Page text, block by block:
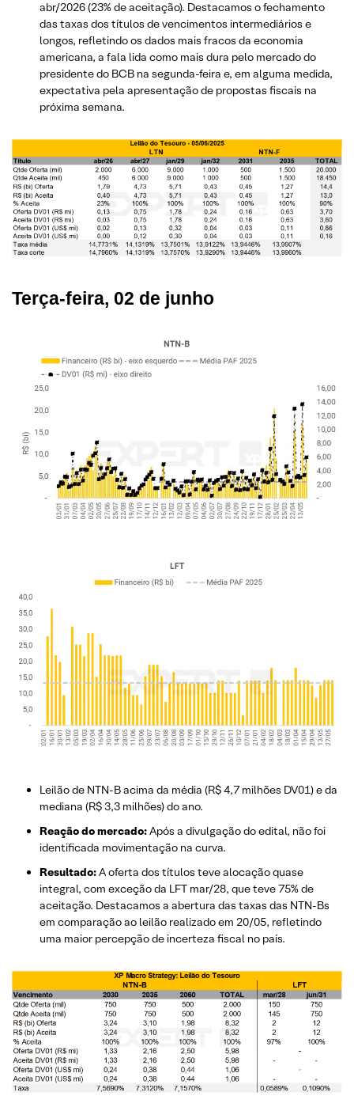
abr/2026 (23% de aceitação). Destacamos o fechamento
das taxas dos títulos de vencimentos intermediários e
longos, refletindo os dados mais fracos da economia
americana, a fala lida como mais dura pelo mercado do
presidente do BCB na segunda-feira e, em alguma medida,
expectativa pela apresentação de propostas fiscais na
próxima semana.
Terça-feira, 02 de junho
Leilão de NTN-B acima da média (R$ 4,7 milhões DV01) e da
mediana (R$ 3,3 milhões) do ano.
Reação do mercado:Após a divulgação do edital, não foi
identificada movimentação na curva.
Resultado:A oferta dos títulos teve alocação quase
integral, com exceção da LFT mar/28, que teve 75% de
aceitação. Destacamos a abertura das taxas das NTN-Bs
em comparação ao leilão realizado em 20/05, refletindo
uma maior percepção de incerteza fiscal no país.